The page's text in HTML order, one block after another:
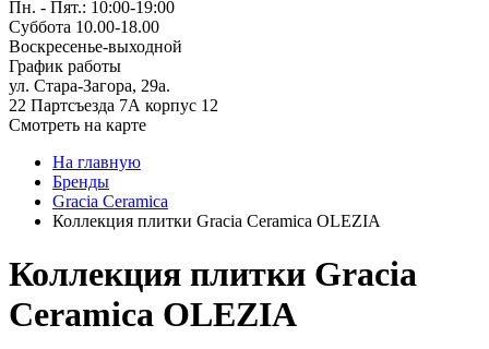
Пн. - Пят.: 10:00-19:00
Суббота 10.00-18.00
Воскресенье-выходной
График работы
ул. Стара-Загора, 29а.
22 Партсъезда 7А корпус 12
Смотреть на карте
На главную
Бренды
Gracia Ceramiсa
Коллекция плитки Gracia Ceramica OLEZIA
Коллекция плитки Gracia
Ceramica OLEZIA